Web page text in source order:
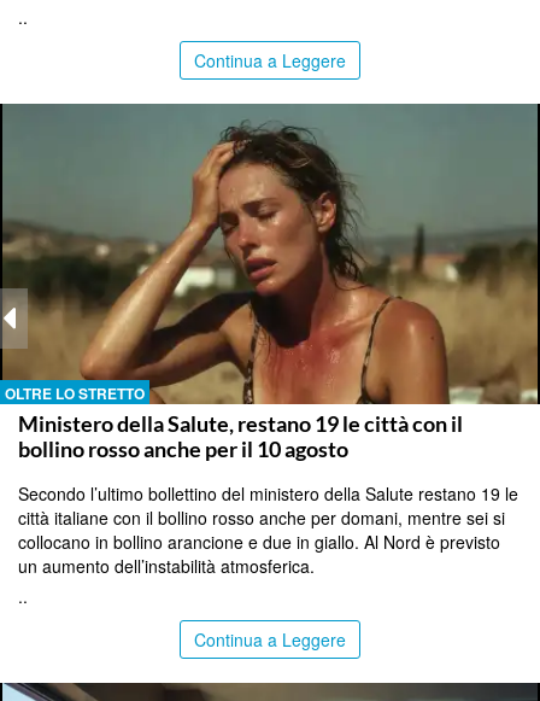
..
Continua a Leggere
OLTRE LO STRETTO
Ministero della Salute, restano 19 le città con il
bollino rosso anche per il 10 agosto
Secondo l’ultimo bollettino del ministero della Salute restano 19 le
città italiane con il bollino rosso anche per domani, mentre sei si
collocano in bollino arancione e due in giallo. Al Nord è previsto
un aumento dell’instabilità atmosferica.
..
Continua a Leggere